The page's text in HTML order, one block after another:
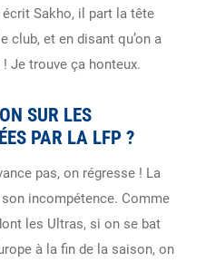
Sakho, il part la tête
club, et en disant qu’on a
Je trouve ça honteux.
SUR LES
PAR LA LFP ?
pas, on régresse ! La
incompétence. Comme
les Ultras, si on se bat
à la fin de la saison, on